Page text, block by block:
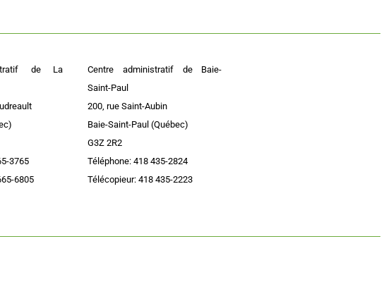
de La
3765
6805
Centre administratif de Baie-
Saint-Paul
200, rue Saint-Aubin
Baie-Saint-Paul (Québec)
G3Z 2R2
Téléphone: 418 435-2824
Télécopieur: 418 435-2223